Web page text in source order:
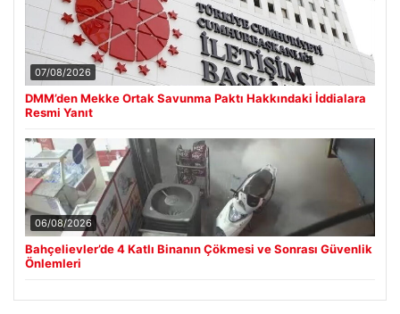
07/08/2026
DMM’den Mekke Ortak Savunma Paktı Hakkındaki İddialara
Resmi Yanıt
06/08/2026
Bahçelievler’de 4 Katlı Binanın Çökmesi ve Sonrası Güvenlik
Önlemleri